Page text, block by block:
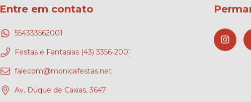
Entre em contato
554333562001
Festas e Fantasias (43) 3356-2001
falecom@monicafestas.net
Av. Duque de Caxias, 3647